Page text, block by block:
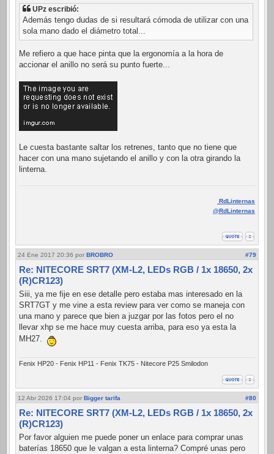
UPz escribió:
Además tengo dudas de si resultará cómoda de utilizar con una
sola mano dado el diámetro total...
Me refiero a que hace pinta que la ergonomía a la hora de
accionar el anillo no será su punto fuerte...
Le cuesta bastante saltar los retrenes, tanto que no tiene que
hacer con una mano sujetando el anillo y con la otra girando la
linterna.
RdLinternas
@RdLinternas
24 Ene 2017 20:36 por BROBRO #79
Re: NITECORE SRT7 (XM-L2, LEDs RGB / 1x 18650, 2x
(R)CR123)
Siii, ya me fije en ese detalle pero estaba mas interesado en la
SRT7GT y me vine a esta review para ver como se maneja con
una mano y parece que bien a juzgar por las fotos pero el no
llevar xhp se me hace muy cuesta arriba, para eso ya esta la
MH27.
Fenix HP20 - Fenix HP11 - Fenix TK75 - Nitecore P25 Smilodon
12 Abr 2026 17:04 por Bigger tarifa #80
Re: NITECORE SRT7 (XM-L2, LEDs RGB / 1x 18650, 2x
(R)CR123)
Por favor alguien me puede poner un enlace para comprar unas
baterías 18650 que le valgan a esta linterna? Compré unas pero